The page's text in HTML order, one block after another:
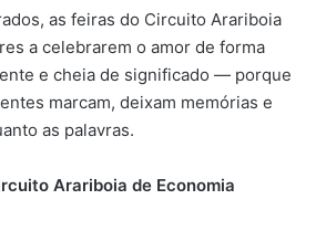
as feiras do Circuito Arariboia
a celebrarem o amor de forma
e cheia de significado — porque
marcam, deixam memórias e
as palavras.
Arariboia de Economia